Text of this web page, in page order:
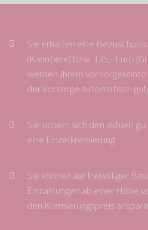
Sie erhalten eine
(Kleintiere) bzw. 125,- Euro
werden Ihrem Vorsorgekonto
der Vorsorge automatisch
Sie sichern sich den aktuell
eine Einzelkremierung
Sie können auf freiwilliger
Einzahlungen ab einer Höhe
den Kremierungspreis